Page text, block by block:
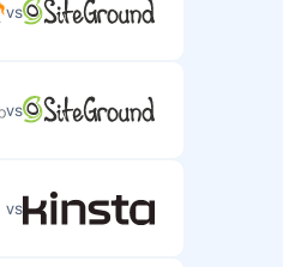
vs
vs
vs